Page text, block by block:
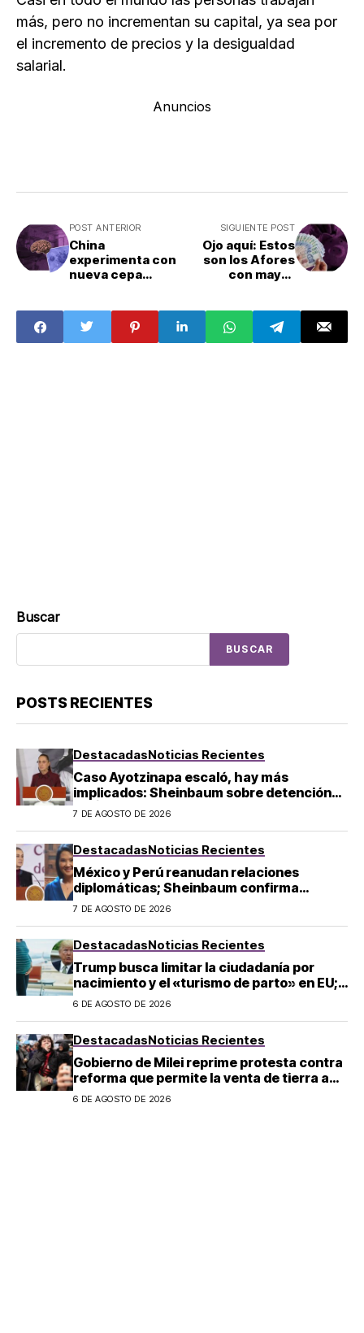
más, pero no incrementan su capital, ya sea por
el incremento de precios y la desigualdad
salarial.
Anuncios
POST ANTERIOR
China
experimenta con
nueva cepa
"humanizados"
SIGUIENTE POST
Ojo aquí: Estos
son los Afores
con mayor
Buscar
BUSCAR
POSTS RECIENTES
DestacadasNoticias Recientes
Caso Ayotzinapa escaló, hay más
implicados: Sheinbaum sobre detención
de Ángel Aguirre
7 DE AGOSTO DE 2026
DestacadasNoticias Recientes
México y Perú reanudan relaciones
diplomáticas; Sheinbaum confirma
llegada de Betssy Chávez al país
7 DE AGOSTO DE 2026
DestacadasNoticias Recientes
Trump busca limitar la ciudadanía por
nacimiento y el «turismo de parto» en EU;
¿a quién afecta?
6 DE AGOSTO DE 2026
DestacadasNoticias Recientes
Gobierno de Milei reprime protesta contra
reforma que permite la venta de tierra a
extranjeros en Argentina
6 DE AGOSTO DE 2026